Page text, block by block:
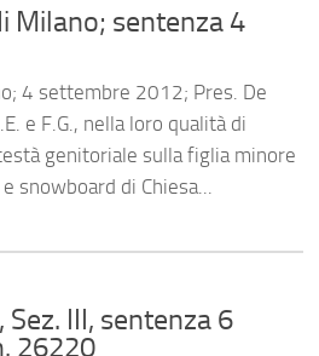
Milano; sentenza 4
4 settembre 2012; Pres. De
e F.G., nella loro qualità di
genitoriale sulla figlia minore
snowboard di Chiesa...
Sez. III, sentenza 6
26220